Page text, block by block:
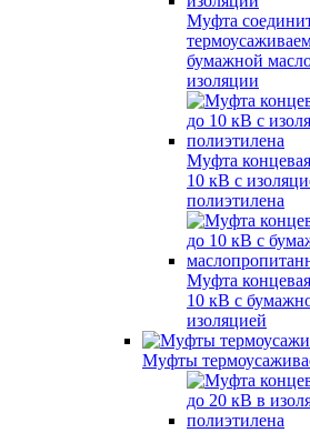
Муфта
бумажной
изоляции
Муфта
10 кВ с
полиэтилена
Муфта
10 кВ с
изоляцией
Муфты